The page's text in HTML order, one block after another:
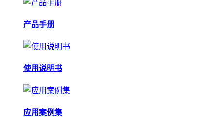
产品手册
使用说明书
应用案例集